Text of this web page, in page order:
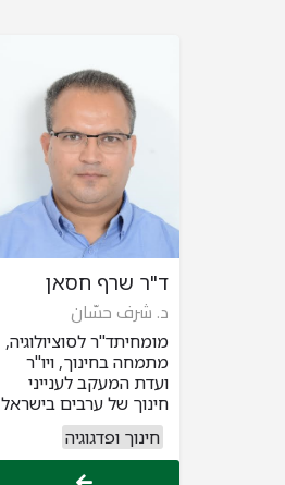
ד"ר שרף חסאן
د. شرف حسّان
מומחיתד"ר לסוציולוגיה,
מתמחה בחינוך, ויו"ר
ועדת המעקב לענייני
חינוך של ערבים בישראל
חינוך ופדגוגיה